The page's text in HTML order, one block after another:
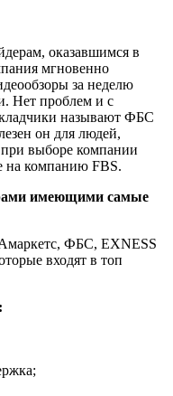
оказавшимся в
мгновенно
за неделю
Нет проблем и с
называют ФБС
он для людей,
выборе компании
на компанию FBS.
имеющими самые
ФБС, EXNESS
входят в топ